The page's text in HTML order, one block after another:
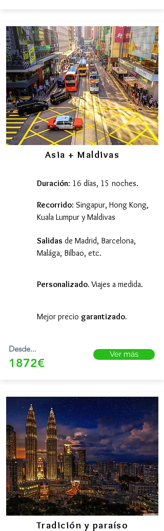
Asia + Maldivas
Duración: 16 días, 15 noches.
Recorrido: Singapur, Hong Kong,
Kuala Lumpur y Maldivas
Salidas de Madrid, Barcelona,
Malága, Bilbao, etc.
Personalizado. Viajes a medida.
Mejor precio garantizado.
Desde...
1872€
Ver más
Tradición y paraíso